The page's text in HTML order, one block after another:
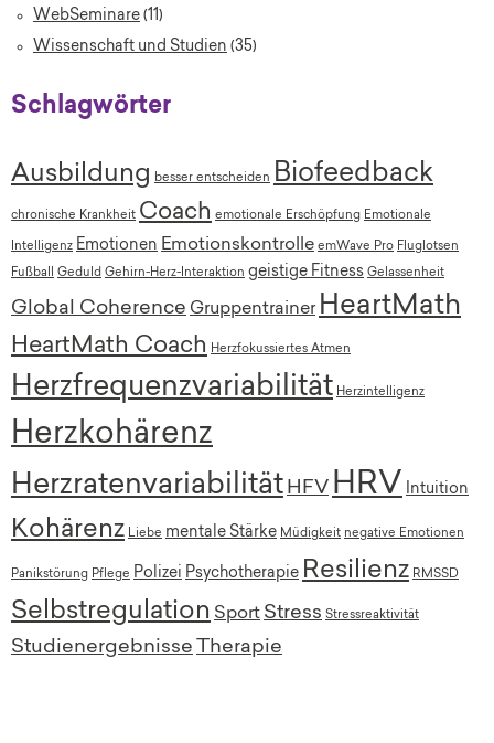
WebSeminare (11)
Wissenschaft und Studien (35)
Schlagwörter
Ausbildung besser entscheiden Biofeedback
chronische Krankheit Coach emotionale Erschöpfung Emotionale
Intelligenz Emotionen Emotionskontrolle emWave Pro Fluglotsen
Fußball Geduld Gehirn-Herz-Interaktion geistige Fitness Gelassenheit
Global Coherence Gruppentrainer HeartMath
HeartMath Coach Herzfokussiertes Atmen
Herzfrequenzvariabilität Herzintelligenz
Herzkohärenz
Herzratenvariabilität HFV HRV Intuition
Kohärenz Liebe mentale Stärke Müdigkeit negative Emotionen
Panikstörung Pflege Polizei Psychotherapie Resilienz RMSSD
Selbstregulation Sport Stress Stressreaktivität
Studienergebnisse Therapie